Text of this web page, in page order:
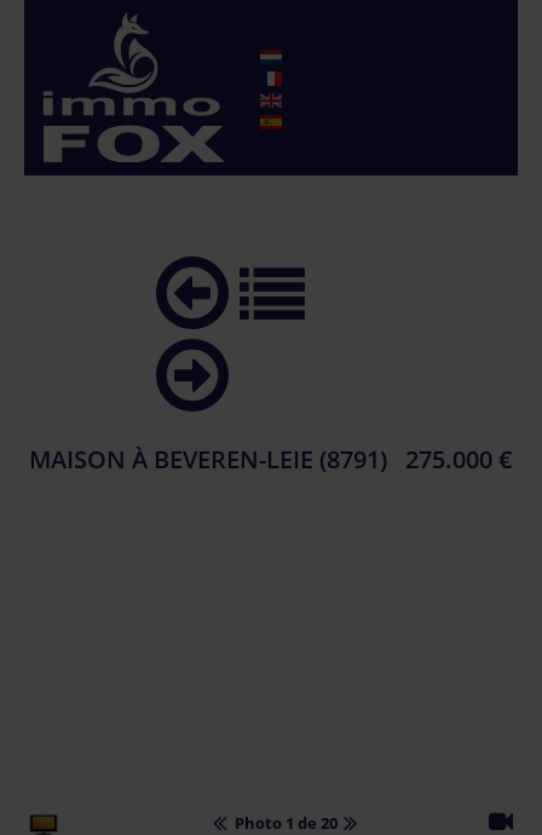
MAISON À BEVEREN-LEIE (8791) 275.000 €
Photo 1 de 20